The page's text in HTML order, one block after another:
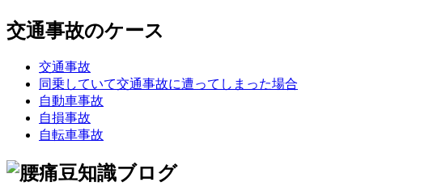
交通事故のケース
交通事故
同乗していて交通事故に遭ってしまった場合
自動車事故
自損事故
自転車事故